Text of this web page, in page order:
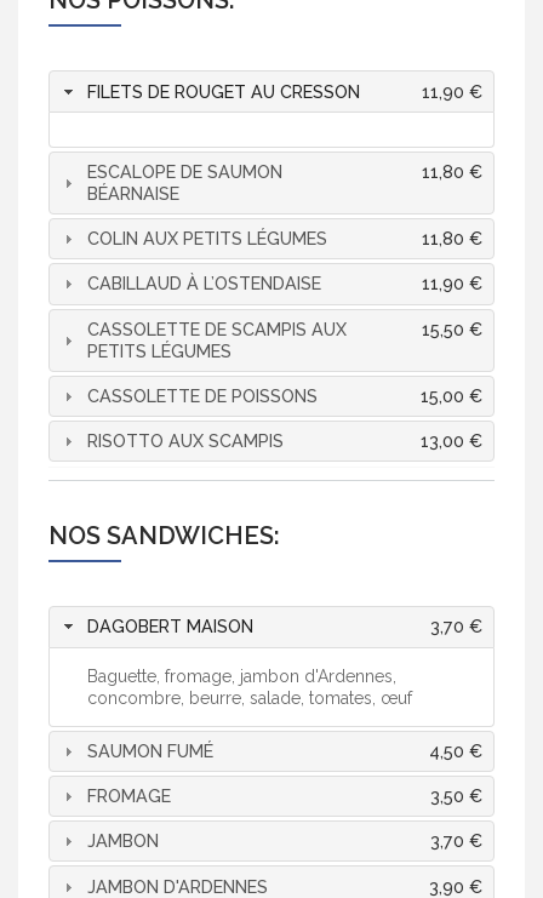
FILETS DE ROUGET AU CRESSON 11,90 €
ESCALOPE DE SAUMON
BÉARNAISE
11,80 €
COLIN AUX PETITS LÉGUMES 11,80 €
CABILLAUD À L’OSTENDAISE 11,90 €
CASSOLETTE DE SCAMPIS AUX
PETITS LÉGUMES
15,50 €
CASSOLETTE DE POISSONS 15,00 €
RISOTTO AUX SCAMPIS 13,00 €
NOS SANDWICHES:
DAGOBERT MAISON 3,70 €
Baguette, fromage, jambon d'Ardennes,
concombre, beurre, salade, tomates, œuf
SAUMON FUMÉ 4,50 €
FROMAGE 3,50 €
JAMBON 3,70 €
JAMBON D'ARDENNES 3,90 €